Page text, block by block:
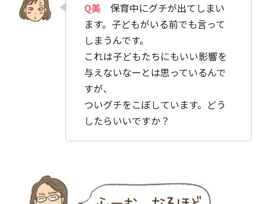
Q美 保育中にグチが出てしまい
ます。子どもがいる前でも言って
しまうんです。
これは子どもたちにもいい影響を
与えないなーとは思っているんで
すが、
ついグチをこぼしています。どう
したらいいですか？